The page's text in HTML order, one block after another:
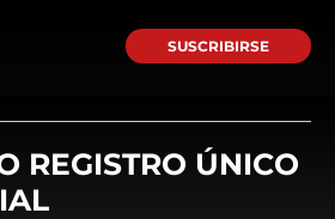
SUSCRIBIRSE
REGISTRO ÚNICO